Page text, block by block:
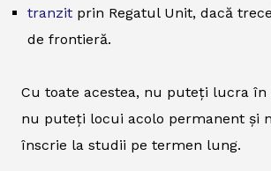
tranzit prin Regatul Unit, dacă
de frontieră.
Cu toate acestea, nu puteți lucra în
nu puteți locui acolo permanent și
înscrie la studii pe termen lung.